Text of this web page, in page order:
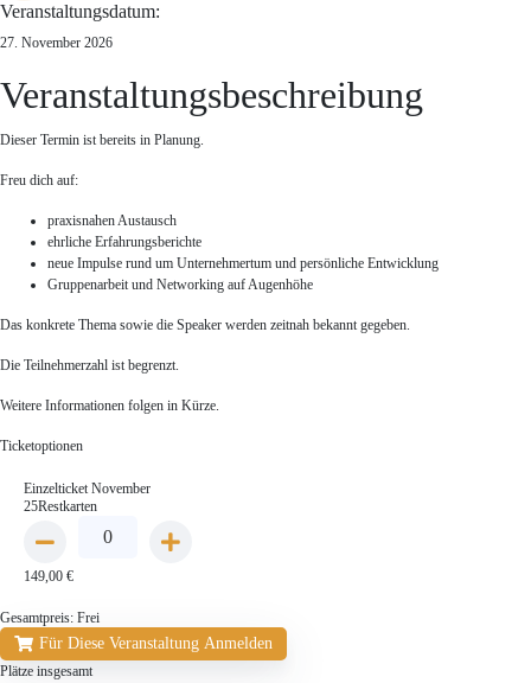
Veranstaltungsdatum:
27. November 2026
Veranstaltungsbeschreibung
Dieser Termin ist bereits in Planung.
Freu dich auf:
praxisnahen Austausch
ehrliche Erfahrungsberichte
neue Impulse rund um Unternehmertum und persönliche Entwicklung
Gruppenarbeit und Networking auf Augenhöhe
Das konkrete Thema sowie die Speaker werden zeitnah bekannt gegeben.
Die Teilnehmerzahl ist begrenzt.
Weitere Informationen folgen in Kürze.
Ticketoptionen
Einzelticket November
25Restkarten
149,00 €
Gesamtpreis: Frei
Für Diese Veranstaltung Anmelden
Plätze insgesamt